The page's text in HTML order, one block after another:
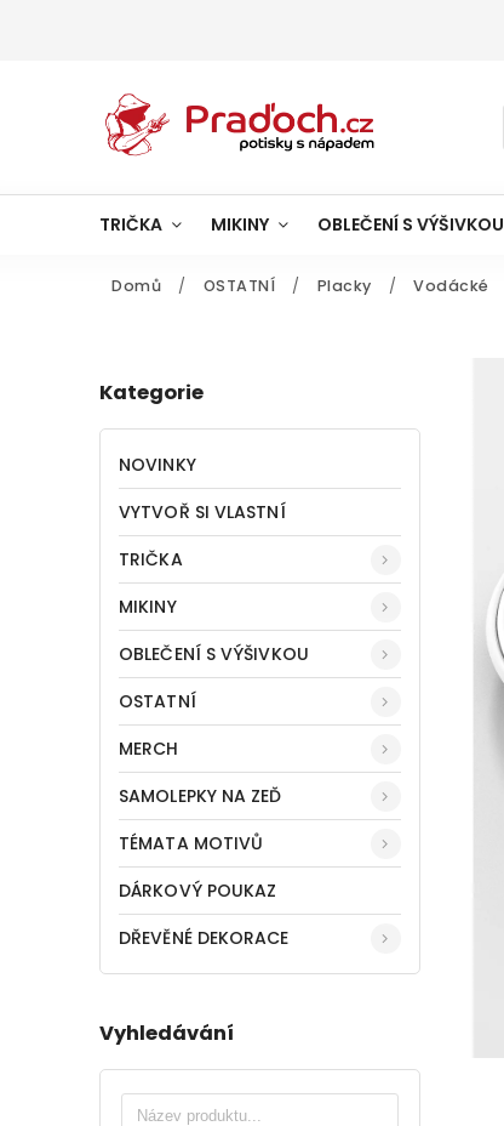
TRIČKA MIKINY OBLEČENÍ S VÝŠIVKOU
Domů / OSTATNÍ / Placky / Vodácké
Kategorie
NOVINKY
VYTVOŘ SI VLASTNÍ
TRIČKA
MIKINY
OBLEČENÍ S VÝŠIVKOU
OSTATNÍ
MERCH
SAMOLEPKY NA ZEĎ
TÉMATA MOTIVŮ
DÁRKOVÝ POUKAZ
DŘEVĚNÉ DEKORACE
Vyhledávání